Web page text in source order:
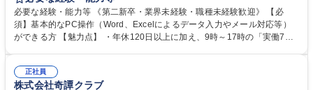
営事務局業務などにも幅広く携わっていただきます。 【会員管理・データ
入力業務】 ・医師（会員）の住所変更、個人情報のシステム登録・更新
・年会費の徴収管理や入金データの照合確認 【問い合わせ対応】 ・会員
年休120日/デスクワーク中心で残業少なめ
必要な経験・能力等 《第二新卒・業界未経験・職種未経験歓迎》 【必
須】基本的なPC操作（Word、Excelによるデータ入力やメール対応等）
ができる方 【魅力点】 ・年休120日以上に加え、9時～17時の「実働7時
整、資料作成、当日の運営サポート 学歴・資格 学歴：大学院 大学 語学
力： 資格：
正社員
株式会社奇譚クラブ